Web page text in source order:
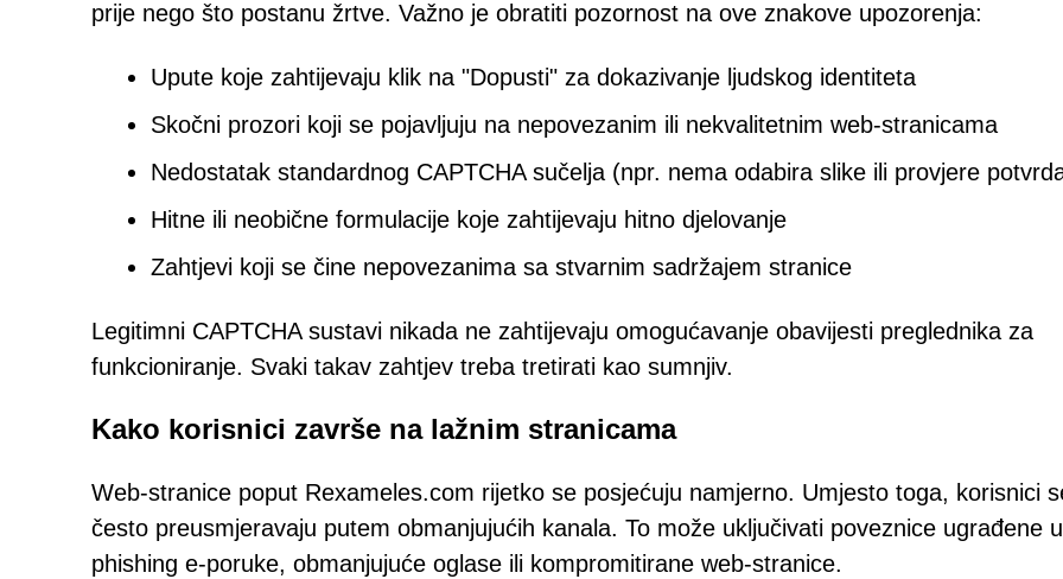
prije nego što postanu žrtve. Važno je obratiti pozornost na ove znakove upozorenja:
Upute koje zahtijevaju klik na "Dopusti" za dokazivanje ljudskog identiteta
Skočni prozori koji se pojavljuju na nepovezanim ili nekvalitetnim web-stranicama
Nedostatak standardnog CAPTCHA sučelja (npr. nema odabira slike ili provjere
Hitne ili neobične formulacije koje zahtijevaju hitno djelovanje
Zahtjevi koji se čine nepovezanima sa stvarnim sadržajem stranice
Legitimni CAPTCHA sustavi nikada ne zahtijevaju omogućavanje obavijesti preglednika za
funkcioniranje. Svaki takav zahtjev treba tretirati kao sumnjiv.
Kako korisnici završe na lažnim stranicama
Web-stranice poput Rexameles.com rijetko se posjećuju namjerno. Umjesto toga, korisnici
često preusmjeravaju putem obmanjujućih kanala. To može uključivati poveznice ugrađene u
phishing e-poruke, obmanjujuće oglase ili kompromitirane web-stranice.